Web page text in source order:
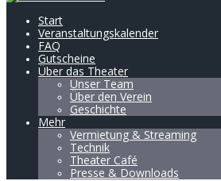
Start
Veranstaltungskalender
FAQ
Gutscheine
Über das Theater
Unser Team
Über den Verein
Geschichte
Mehr
Vermietung & Streaming
Technik
Theater Café
Presse & Downloads